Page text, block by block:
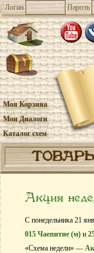
Логин Пароль
Моя Корзина
Мои Диалоги
Каталог схем
Акция
С понедельника 21
015 Чаепитие (м) и
«Схема недели» —